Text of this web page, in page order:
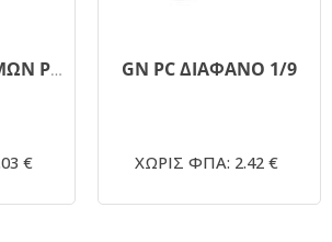
ΔΟΧΕΙΑ ΤΡΟΦΙΜΩΝ PP ΜΕ ΚΑΠΑΚΙ 17.6x10.8x6.5cm
€
GN PC ΔΙΑΦΑΝΟ 1/9
ΧΩΡΙΣ ΦΠΑ: 2.42 €